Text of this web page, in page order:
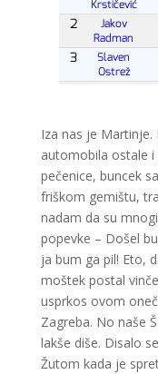
Iza nas je Martinje.
automobila ostale i
pečenice, buncek
friškom gemištu,
nadam da su
popevke – Došel
ja bum ga pil! Eto,
moštek postal
usprkos ovom
Zagreba. No naše
lakše diše. Disalo
Žutom kada je